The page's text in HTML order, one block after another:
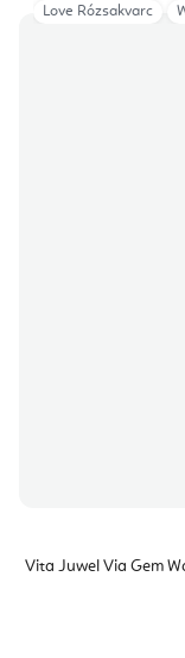
Vita Juwel Via Gem
Love Rózsakvarc